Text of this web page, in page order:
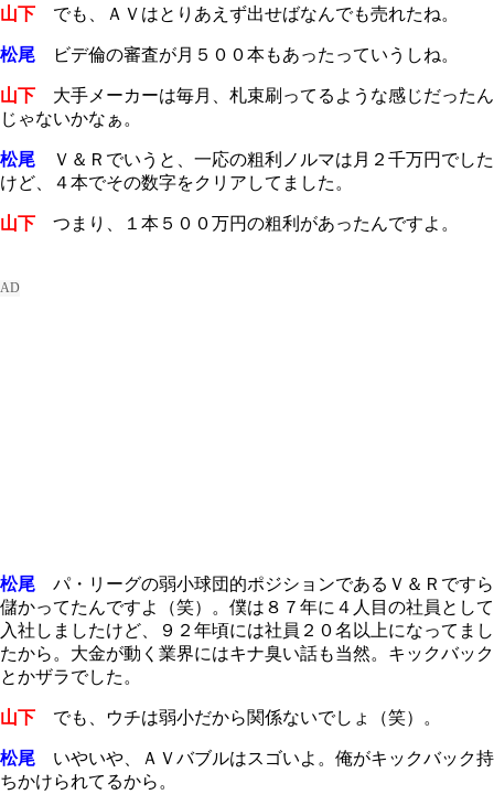
山下 でも、ＡＶはとりあえず出せばなんでも売れたね。
松尾 ビデ倫の審査が月５００本もあったっていうしね。
山下 大手メーカーは毎月、札束刷ってるような感じだったん
じゃないかなぁ。
松尾 Ｖ＆Ｒでいうと、一応の粗利ノルマは月２千万円でした
けど、４本でその数字をクリアしてました。
山下 つまり、１本５００万円の粗利があったんですよ。
松尾 パ・リーグの弱小球団的ポジションであるＶ＆Ｒですら
儲かってたんですよ（笑）。僕は８７年に４人目の社員として
入社しましたけど、９２年頃には社員２０名以上になってまし
たから。大金が動く業界にはキナ臭い話も当然。キックバック
とかザラでした。
山下 でも、ウチは弱小だから関係ないでしょ（笑）。
松尾 いやいや、ＡＶバブルはスゴいよ。俺がキックバック持
ちかけられてるから。